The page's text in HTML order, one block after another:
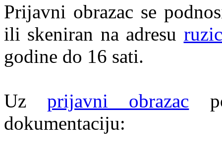
Prijavni obrazac se
ili skeniran na adresu
godine do 16 sati.
Uzprijavni obrazac
dokumentaciju: